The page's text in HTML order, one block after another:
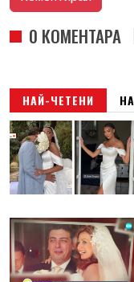
0 КОМЕНТАРА
НАЙ-ЧЕТЕНИ